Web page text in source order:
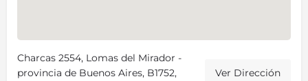
Charcas 2554, Lomas del Mirador -
provincia de Buenos Aires, B1752,
Ver Dirección